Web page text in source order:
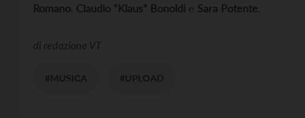
Romano, Claudio “Klaus” Bonoldi e Sara Potente.
di redazione VT
#MUSICA #UPLOAD